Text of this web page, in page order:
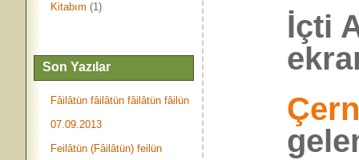
Kitabım (1)
Son Yazılar
Fâilâtün fâilâtün fâilâtün fâilün
07.09.2013
Feilâtün (Fâilâtün) feilün
İçti